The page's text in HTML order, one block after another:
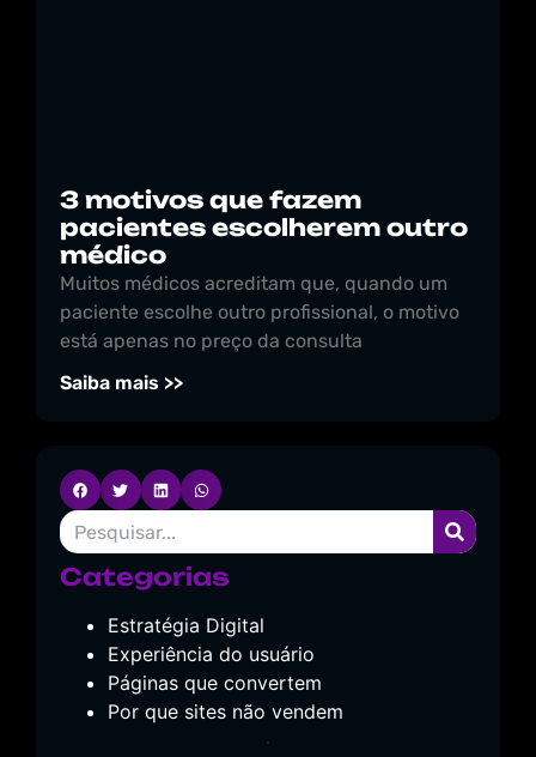
3 motivos que fazem
pacientes escolherem outro
médico
Muitos médicos acreditam que, quando um
paciente escolhe outro profissional, o motivo
está apenas no preço da consulta
Saiba mais >>
Categorias
Estratégia Digital
Experiência do usuário
Páginas que convertem
Por que sites não vendem